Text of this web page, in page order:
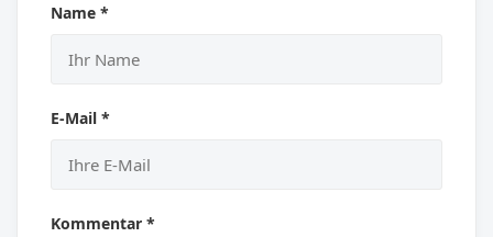
Name *
E-Mail *
Kommentar *